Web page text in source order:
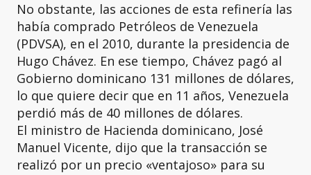
No obstante, las acciones de esta refinería las
había comprado Petróleos de Venezuela
(PDVSA), en el 2010, durante la presidencia de
Hugo Chávez. En ese tiempo, Chávez pagó al
Gobierno dominicano 131 millones de dólares,
lo que quiere decir que en 11 años, Venezuela
perdió más de 40 millones de dólares.
El ministro de Hacienda dominicano, José
Manuel Vicente, dijo que la transacción se
realizó por un precio «ventajoso» para su